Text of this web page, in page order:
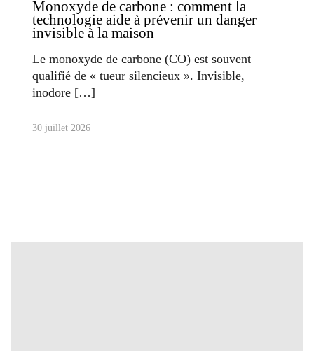
Monoxyde de carbone : comment la
technologie aide à prévenir un danger
invisible à la maison
Le monoxyde de carbone (CO) est souvent
qualifié de « tueur silencieux ». Invisible,
inodore
30 juillet 2026